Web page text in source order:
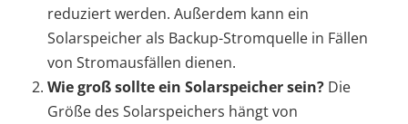
reduziert werden. Außerdem kann ein
Solarspeicher als Backup-Stromquelle in Fällen
von Stromausfällen dienen.
Wie groß sollte ein Solarspeicher sein? Die
Größe des Solarspeichers hängt von